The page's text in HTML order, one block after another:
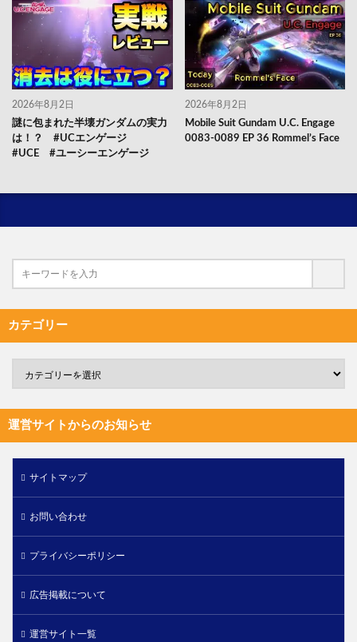
2026年8月2日
謎に包まれた半壊ガンダムの実力
は！？ #UCエンゲージ
#UCE #ユーシーエンゲージ
2026年8月2日
Mobile Suit Gundam U.C. Engage
0083-0089 EP 36 Rommel’s Face
カテゴリー
運営サイトからのお知らせ
サイトマップ
お問い合わせ
プライバシーポリシー
広告掲載について
運営サイト一覧